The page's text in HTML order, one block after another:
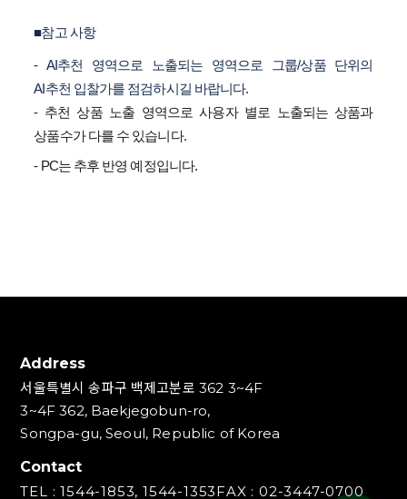
■참고 사항
-AI추천 영역으로 노출되는 영역으로 그룹/상품 단위의
AI추천 입찰가를 점검하시길 바랍니다.
- 추천 상품 노출 영역으로 사용자 별로 노출되는 상품과
상품수가 다를 수 있습니다.
- PC는 추후 반영 예정입니다.
Address
서울특별시 송파구 백제고분로 362 3~4F
3~4F 362, Baekjegobun-ro,
Songpa-gu, Seoul, Republic of Korea
Contact
TEL : 1544-1853, 1544-1353FAX : 02-3447-0700